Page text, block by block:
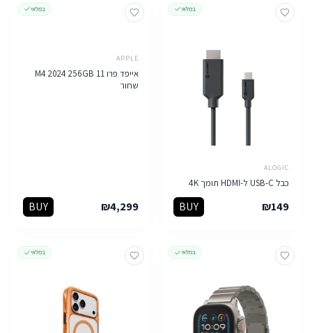
במלאי
ALOGIC
כבל USB-C ל-HDMI תומך 4K
₪149
BUY
במלאי
APPLE
אייפד פרו 11 M4 2024 256GB
שחור
₪4,299
BUY
במלאי במלאי